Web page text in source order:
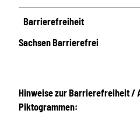
Barrierefreiheit
Sachsen Barrierefrei
Hinweise zur Barrierefreiheit /
Piktogrammen: